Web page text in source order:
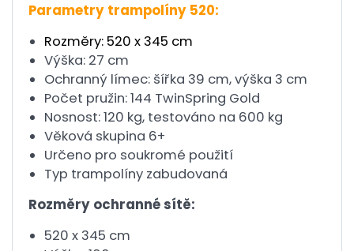
Parametry trampolíny 520:
Rozměry: 520 x 345 cm
Výška: 27 cm
Ochranný límec: šířka 39 cm, výška 3 cm
Počet pružin: 144 TwinSpring Gold
Nosnost: 120 kg, testováno na 600 kg
Věková skupina 6+
Určeno pro soukromé použití
Typ trampolíny zabudovaná
Rozměry ochranné sítě:
520 x 345 cm